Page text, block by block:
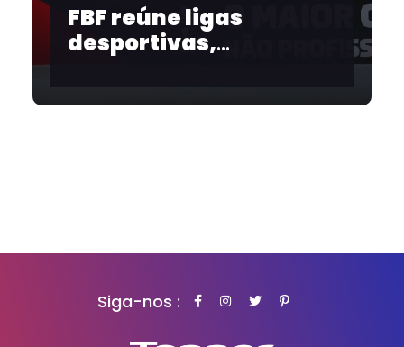
FBF reúne ligas
desportivas,
Siga-nos :